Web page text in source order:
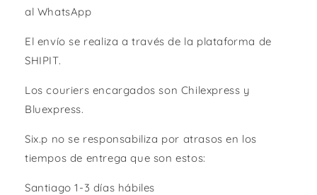
al WhatsApp
El envío se realiza a través de la plataforma de
SHIPIT.
Los couriers encargados son Chilexpress y
Bluexpress.
Six.p no se responsabiliza por atrasos en los
tiempos de entrega que son estos:
Santiago 1-3 días hábiles